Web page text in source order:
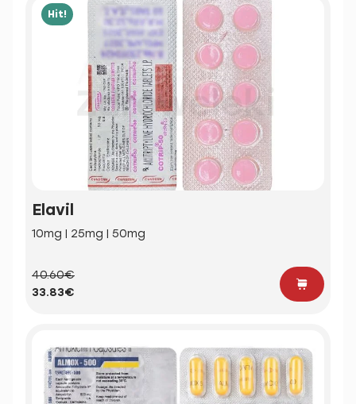
Hit!
Elavil
10mg | 25mg | 50mg
40.60€
33.83€